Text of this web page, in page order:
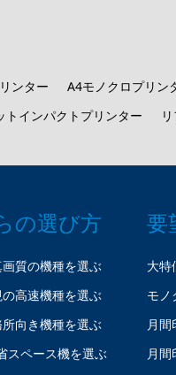
ンター
A4モノクロプリン
トインパクトプリンター
の選び方
質の機種を選ぶ
高速機種を選ぶ
向き機種を選ぶ
スペース機を選ぶ
要
大特
モノ
月
月